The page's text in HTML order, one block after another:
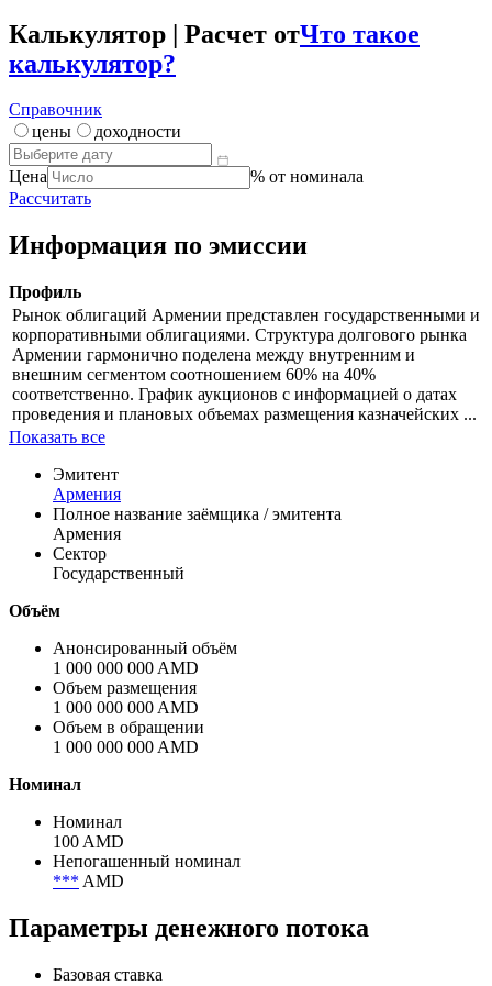
Калькулятор | Расчет отЧто такое
калькулятор?
Справочник
цены
доходности
Цена
% от номинала
Рассчитать
Информация по эмиссии
Профиль
Рынок облигаций Армении представлен государственными и
корпоративными облигациями. Структура долгового рынка
Армении гармонично поделена между внутренним и
внешним сегментом соотношением 60% на 40%
соответственно. График аукционов с информацией о датах
проведения и плановых объемах размещения казначейских ...
Показать все
Эмитент
Армения
Полное название заёмщика / эмитента
Армения
Сектор
Государственный
Объём
Анонсированный объём
1 000 000 000 AMD
Объем размещения
1 000 000 000 AMD
Объем в обращении
1 000 000 000 AMD
Номинал
Номинал
100 AMD
Непогашенный номинал
*** AMD
Параметры денежного потока
Базовая ставка